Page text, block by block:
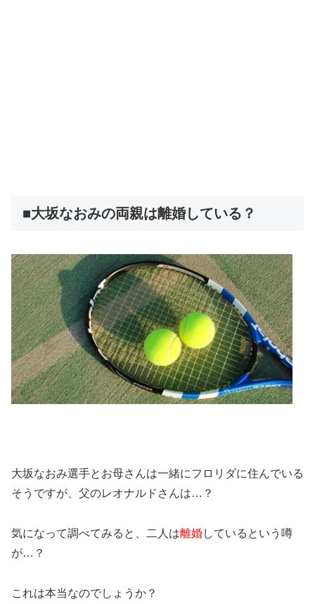
■大坂なおみの両親は離婚している？
大坂なおみ選手とお母さんは一緒にフロリダに住んでいる
そうですが、父のレオナルドさんは…？
気になって調べてみると、二人は離婚しているという噂
が…？
これは本当なのでしょうか？